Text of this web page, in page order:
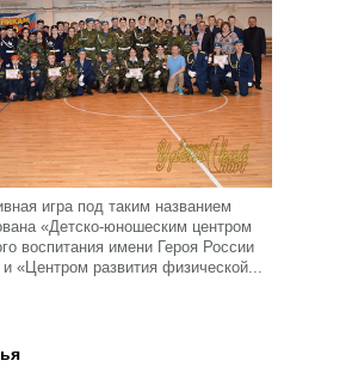
игра под таким названием
«Детско-юношеским центром
воспитания имени Героя России
«Центром развития физической...